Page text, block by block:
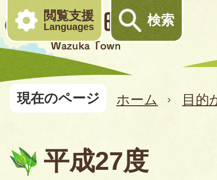
閲覧支援
Languages 検索
現在のページ ホーム 目的
平成27度